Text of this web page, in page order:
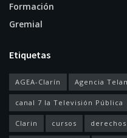
Formación
Gremial
Etiquetas
AGEA-Clarín Agencia
canal 7 la Televisión Pública
Clarin cursos